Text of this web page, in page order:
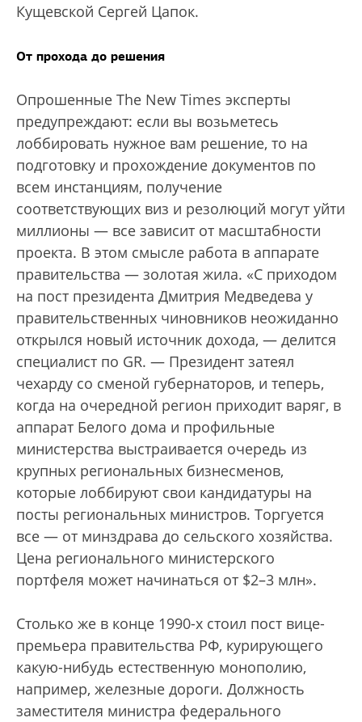
Кущевской Сергей Цапок.
От прохода до решения
Опрошенные The New Times эксперты
предупреждают: если вы возьметесь
лоббировать нужное вам решение, то на
подготовку и прохождение документов по
всем инстанциям, получение
соответствующих виз и резолюций могут уйти
миллионы — все зависит от масштабности
проекта. В этом смысле работа в аппарате
правительства — золотая жила. «С приходом
на пост президента Дмитрия Медведева у
правительственных чиновников неожиданно
открылся новый источник дохода, — делится
специалист по GR. — Президент затеял
чехарду со сменой губернаторов, и теперь,
когда на очередной регион приходит варяг, в
аппарат Белого дома и профильные
министерства выстраивается очередь из
крупных региональных бизнесменов,
которые лоббируют свои кандидатуры на
посты региональных министров. Торгуется
все — от минздрава до сельского хозяйства.
Цена регионального министерского
портфеля может начинаться от $2–3 млн».
Столько же в конце 1990-х стоил пост вице-
премьера правительства РФ, курирующего
какую-нибудь естественную монополию,
например, железные дороги. Должность
заместителя министра федерального